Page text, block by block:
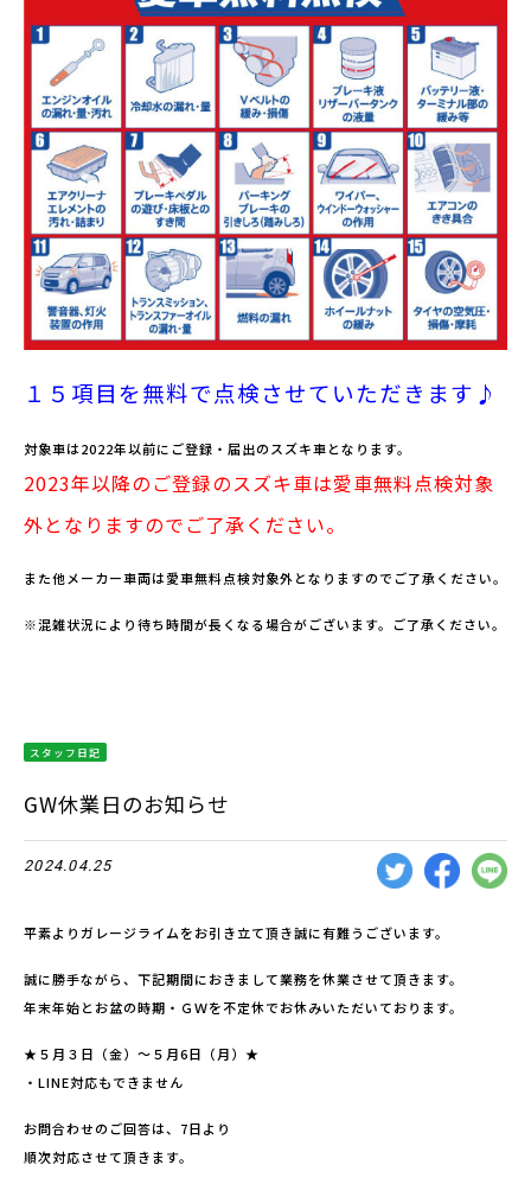
１５項目を無料で点検させていただきます♪
対象車は2022年以前にご登録・届出のスズキ車となります。
2023年以降のご登録のスズキ車は愛車無料点検対象
外となりますのでご了承ください。
また他メーカー車両は愛車無料点検対象外となりますのでご了承ください。
※混雑状況により待ち時間が長くなる場合がございます。ご了承ください。
スタッフ日記
GW休業日のお知らせ
2024.04.25
平素よりガレージライムをお引き立て頂き誠に有難うございます。
誠に勝手ながら、下記期間におきまして業務を休業させて頂きます。
年末年始とお盆の時期・ＧＷを不定休でお休みいただいております。
★５月３日（金）～５月6日（月）★
・LINE対応もできません
お問合わせのご回答は、7日より
順次対応させて頂きます。